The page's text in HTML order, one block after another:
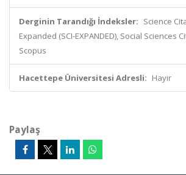
Derginin Tarandığı İndeksler: Science
Expanded (SCI-EXPANDED), Social Sciences
Scopus
Hacettepe Üniversitesi Adresli: Hayır
Paylaş